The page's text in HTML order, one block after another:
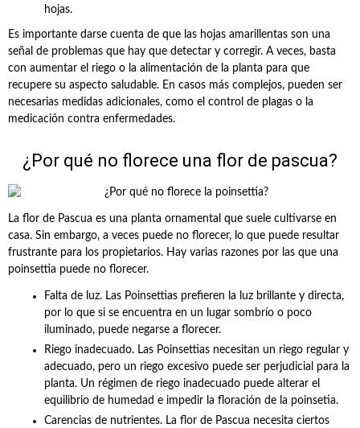
hojas.
Es importante darse cuenta de que las hojas amarillentas son una
señal de problemas que hay que detectar y corregir. A veces, basta
con aumentar el riego o la alimentación de la planta para que
recupere su aspecto saludable. En casos más complejos, pueden ser
necesarias medidas adicionales, como el control de plagas o la
medicación contra enfermedades.
¿Por qué no florece una flor de pascua?
La flor de Pascua es una planta ornamental que suele cultivarse en
casa. Sin embargo, a veces puede no florecer, lo que puede resultar
frustrante para los propietarios. Hay varias razones por las que una
poinsettia puede no florecer.
Falta de luz. Las Poinsettias prefieren la luz brillante y directa,
por lo que si se encuentra en un lugar sombrío o poco
iluminado, puede negarse a florecer.
Riego inadecuado. Las Poinsettias necesitan un riego regular y
adecuado, pero un riego excesivo puede ser perjudicial para la
planta. Un régimen de riego inadecuado puede alterar el
equilibrio de humedad e impedir la floración de la poinsetia.
Carencias de nutrientes. La flor de Pascua necesita ciertos